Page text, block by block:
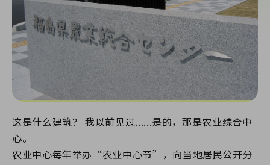
这是什么建筑？ 我以前见过......是的，那是农业综合中
心。
农业中心每年举办“农业中心节”，向当地居民公开分